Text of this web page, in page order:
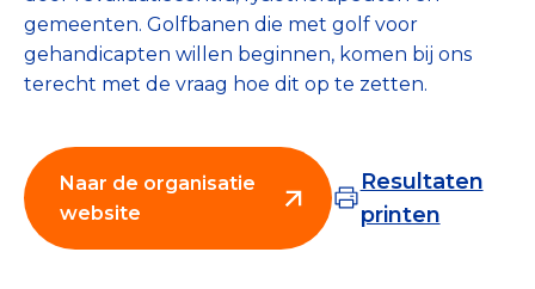
Collecterooster/wervingrooster
Nieuws
gemeenten. Golfbanen die met golf voor
gehandicapten willen beginnen, komen bij ons
terecht met de vraag hoe dit op te zetten.
Naar de organisatie
website
Resultaten
printen